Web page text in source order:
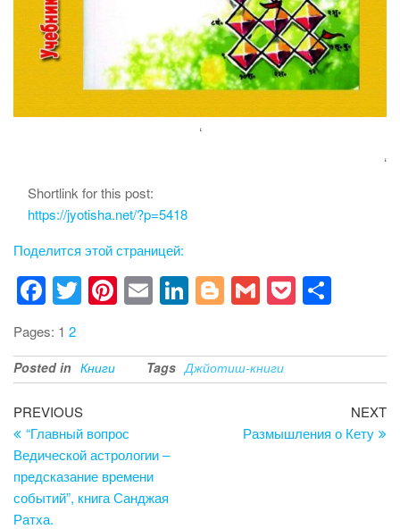
‘
‘
Shortlink for this post:
https://jyotisha.net/?p=5418
Поделится этой страницей:
F
a
c
e
b
o
o
k
T
wi
tt
er
Pi
nt
er
e
E
m
ail
Li
n
k
e
Bl
o
g
g
G
m
ail
P
o
ck
et
ar
e
Pages: 1 2
Posted in Книги Tags Джйотиш-книги
Post
navigation
Previous
Post
PREVIOUS
“Главный вопрос
Ведической астрологии –
предсказание времени
событий”, книга Санджая
Ратха.
NEXT
Размышления о Кету